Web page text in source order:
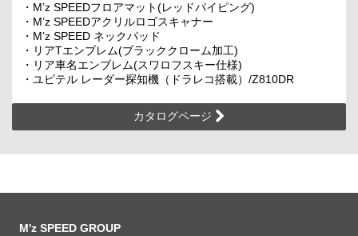
・M’z SPEEDフロアマット(レッドパイピング)
・M’z SPEEDアクリルロゴスキャナー
・M’z SPEED ネックパッド
・リアTエンブレム(ブラッククローム加工)
・リア車名エンブレム(スワロフスキー仕様)
・ユピテル レーダー探知機（ドラレコ搭載）/Z810DR
カタログページ
M'z SPEED GROUP